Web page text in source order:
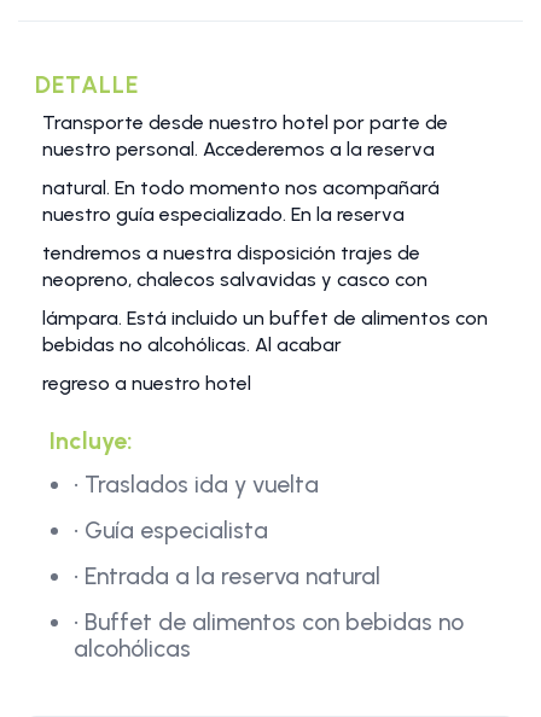
DETALLE
Transporte desde nuestro hotel por parte de
nuestro personal. Accederemos a la reserva
natural. En todo momento nos acompañará
nuestro guía especializado. En la reserva
tendremos a nuestra disposición trajes de
neopreno, chalecos salvavidas y casco con
lámpara. Está incluido un buffet de alimentos con
bebidas no alcohólicas. Al acabar
regreso a nuestro hotel
Incluye:
• Traslados ida y vuelta
• Guía especialista
• Entrada a la reserva natural
• Buffet de alimentos con bebidas no
alcohólicas